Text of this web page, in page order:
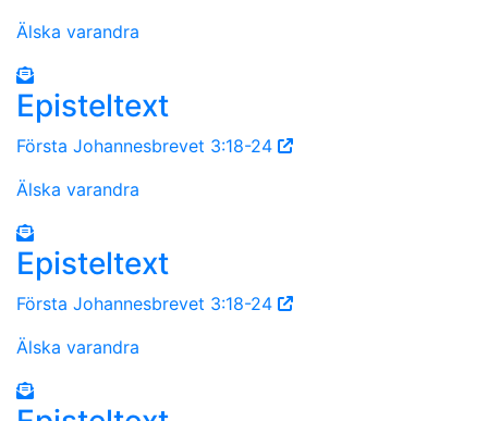
Älska varandra
Episteltext
Första Johannesbrevet 3:18-24
Älska varandra
Episteltext
Första Johannesbrevet 3:18-24
Älska varandra